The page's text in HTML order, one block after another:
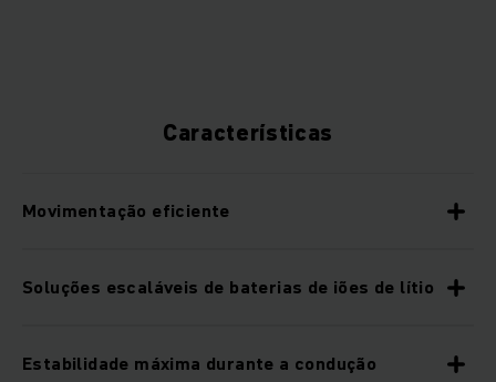
Características
Movimentação eficiente
Soluções escaláveis de baterias de iões de lítio
Estabilidade máxima durante a condução